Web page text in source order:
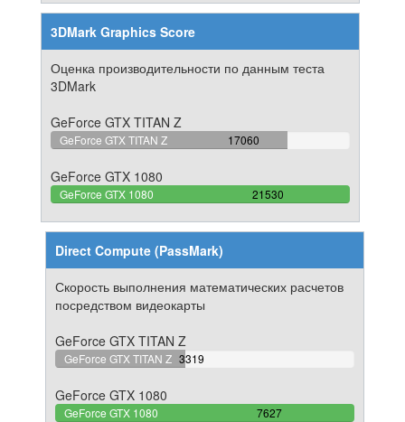
3DMark Graphics Score
Оценка производительности по данным теста
3DMark
GeForce GTX TITAN Z
GeForce GTX TITAN Z 17060
79.238272178356%
GeForce GTX 1080
GeForce GTX 1080 21530
100%
Direct Compute (PassMark)
Скорость выполнения математических расчетов
посредством видеокарты
GeForce GTX TITAN Z
GeForce GTX TITAN Z 3319
43.516454700406%
GeForce GTX 1080
GeForce GTX 1080 7627
100%